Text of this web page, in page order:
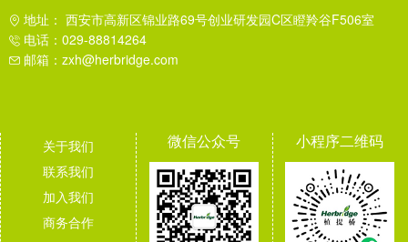
地址： 西安市高新区锦业路69号创业研发园C区瞪羚谷F506室
电话：029-88814264
邮箱：zxh@herbridge.com
关于我们
联系我们
加入我们
商务合作
微信公众号 小程序二维码